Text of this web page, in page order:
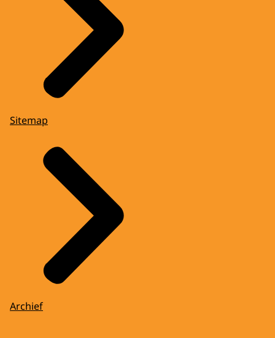
Sitemap
Archief